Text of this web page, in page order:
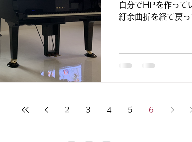
自分でHPを作っ
紆余曲折を経て戻
2 3 4 5 6